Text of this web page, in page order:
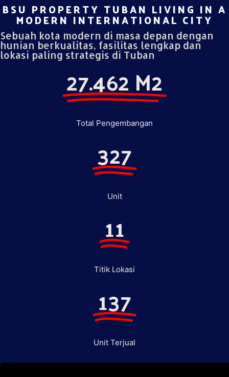
BSU PROPERTY TUBAN LIVING IN A
MODERN INTERNATIONAL CITY​
Sebuah kota modern di masa depan dengan
hunian berkualitas, fasilitas lengkap dan
lokasi paling strategis di Tuban
27.462 M2
Total Pengembangan
327
Unit
11
Titik Lokasi
137
Unit Terjual